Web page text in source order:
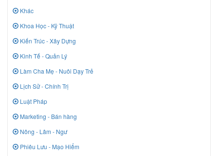
Khác
Khoa Học - Kỹ Thuật
Kiến Trúc - Xây Dựng
Kinh Tế - Quản Lý
Làm Cha Mẹ - Nuôi Dạy Trẻ
Lịch Sử - Chính Trị
Luật Pháp
Marketing - Bán hàng
Nông - Lâm - Ngư
Phiêu Lưu - Mạo Hiểm